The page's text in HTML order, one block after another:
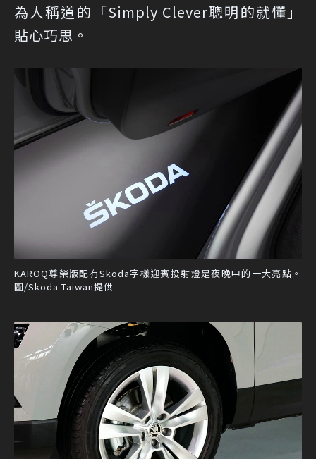
為人稱道的「Simply Clever聰明的就懂」
貼心巧思。
KAROQ尊榮版配有​​Skoda字樣迎賓投射燈是夜晚中的一大亮點。
圖/Skoda Taiwan提供